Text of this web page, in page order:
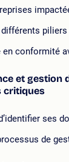
piliers
en conformité
et gestion
critiques
ses
de